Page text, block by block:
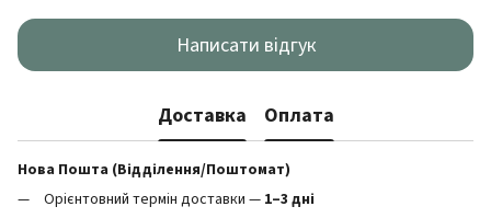
Написати відгук
Доставка Оплата
Нова Пошта (Відділення/Поштомат)
Орієнтовний термін доставки — 1–3 дні